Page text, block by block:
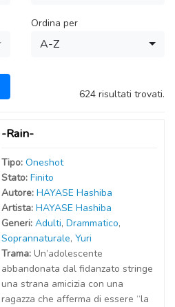
Ordina per
A-Z
624 risultati trovati.
-Rain-
Tipo: Oneshot
Stato: Finito
Autore: HAYASE Hashiba
Artista: HAYASE Hashiba
Generi: Adulti, Drammatico,
Soprannaturale, Yuri
Trama: Un’adolescente
abbandonata dal fidanzato stringe
una strana amicizia con una
ragazza che afferma di essere “la